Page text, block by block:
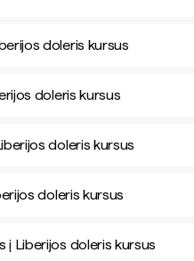
doleris kursus
doleris kursus
doleris kursus
doleris kursus
į Liberijos doleris kursus